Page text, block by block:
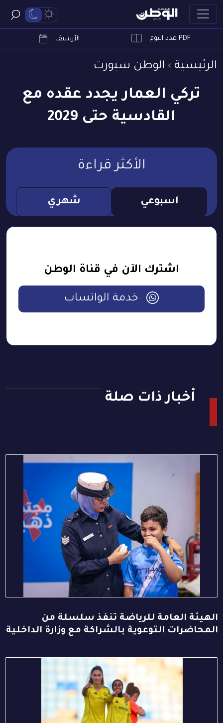
PDF عدد اليوم الأرشيف
الرئيسية الوطن سبورت
تركي العمار يجدد عقده مع
القادسية حتى 2029
الأكثر قراءة
اسبوعي شهري
اشترك الآن في قناة الوطن
خدمة الواتساب
أخبار ذات صلة
الهيئة العامة للرياضة تنفذ سلسلة من
المحاضرات التوعوية بالشراكة مع وزارة الداخلية